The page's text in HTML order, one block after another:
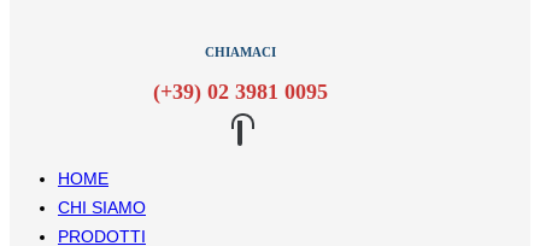
CHIAMACI
(+39) 02 3981 0095
HOME
CHI SIAMO
PRODOTTI